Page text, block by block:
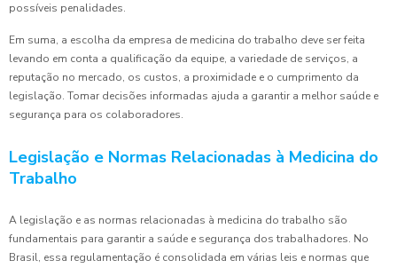
possíveis penalidades.
Em suma, a escolha da empresa de medicina do trabalho deve ser feita
levando em conta a qualificação da equipe, a variedade de serviços, a
reputação no mercado, os custos, a proximidade e o cumprimento da
legislação. Tomar decisões informadas ajuda a garantir a melhor saúde e
segurança para os colaboradores.
Legislação e Normas Relacionadas à Medicina do
Trabalho
A legislação e as normas relacionadas à medicina do trabalho são
fundamentais para garantir a saúde e segurança dos trabalhadores. No
Brasil, essa regulamentação é consolidada em várias leis e normas que